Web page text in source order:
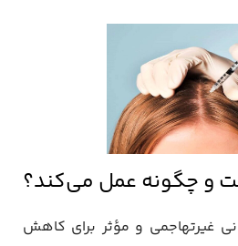
و چگونه عمل می‌کند؟
غیرتهاجمی و مؤثر برای کاهش